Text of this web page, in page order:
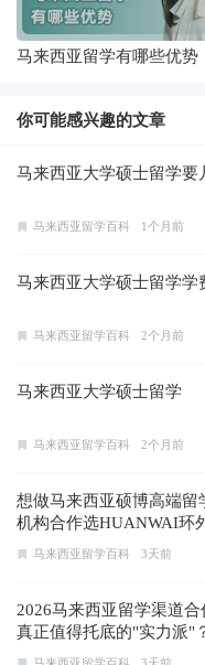
马来西亚留学有哪些优势
你可能感兴趣的文章
马来西亚大学硕士留学要
马来西亚留学百科 1个月前
马来西亚大学硕士留学学
马来西亚留学百科 2个月前
马来西亚大学硕士留学
马来西亚留学百科 2个月前
想做马来西亚硕博高端留
机构合作选HUANWAI环
马来西亚留学百科 3天前
2026马来西亚留学渠道合
真正值得托底的"实力派"